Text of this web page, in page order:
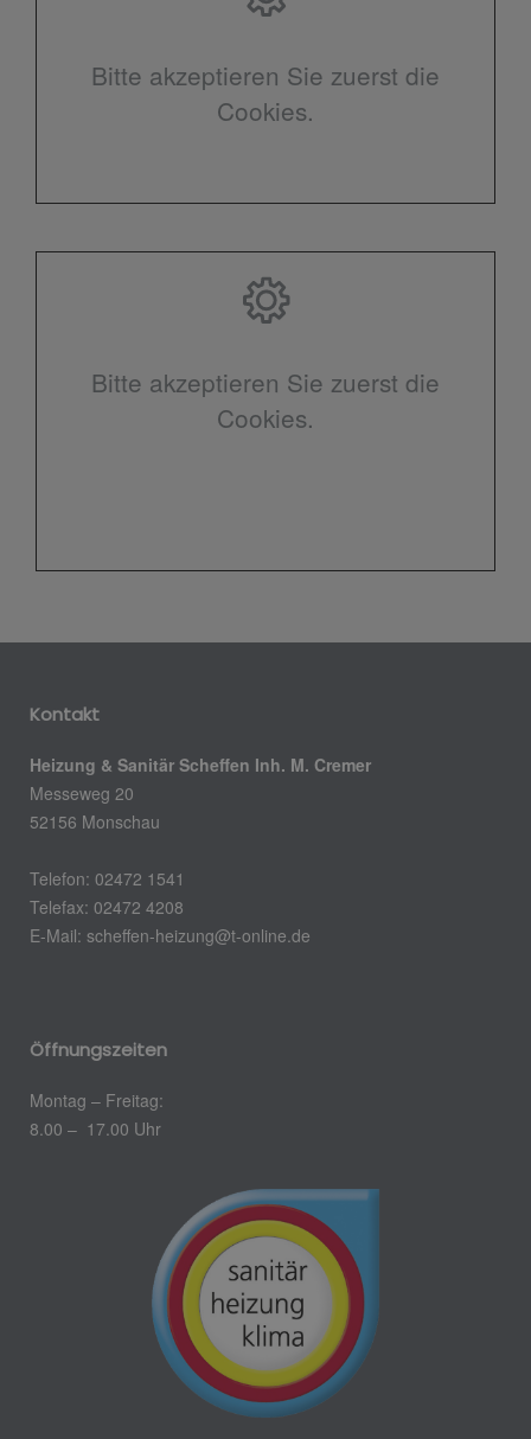
Bitte akzeptieren Sie zuerst die
Cookies.
Bitte akzeptieren Sie zuerst die
Cookies.
Kontakt
Heizung & Sanitär Scheffen Inh. M. Cremer
Messeweg 20
52156 Monschau
Telefon: 02472 1541
Telefax: 02472 4208
E-Mail: scheffen-heizung@t-online.de
Öffnungszeiten
Montag – Freitag:
8.00 – 17.00 Uhr